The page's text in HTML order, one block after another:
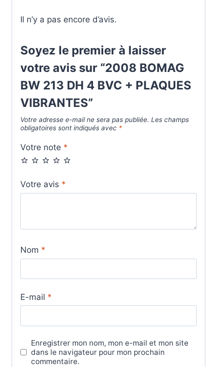
Il n’y a pas encore d’avis.
Soyez le premier à laisser
votre avis sur “2008 BOMAG
BW 213 DH 4 BVC + PLAQUES
VIBRANTES”
Votre adresse e-mail ne sera pas publiée. Les champs
obligatoires sont indiqués avec *
Votre note *
Votre avis *
Nom *
E-mail *
Enregistrer mon nom, mon e-mail et mon site
dans le navigateur pour mon prochain
commentaire.